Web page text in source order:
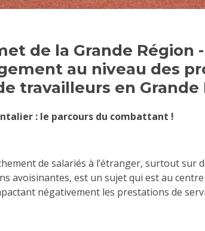
de la Grande Région
au niveau des
travailleurs en Grande
: le parcours du combattant !
de salariés à l’étranger, surtout sur
avoisinantes, est un sujet qui est au
négativement les prestations de